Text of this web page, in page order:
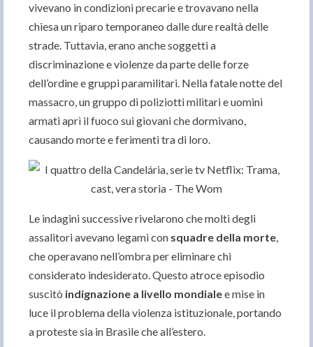
vivevano in condizioni precarie e trovavano nella
chiesa un riparo temporaneo dalle dure realtà delle
strade. Tuttavia, erano anche soggetti a
discriminazione e violenze da parte delle forze
dell’ordine e gruppi paramilitari. Nella fatale notte del
massacro, un gruppo di poliziotti militari e uomini
armati aprì il fuoco sui giovani che dormivano,
causando morte e ferimenti tra di loro.
Le indagini successive rivelarono che molti degli
assalitori avevano legami con squadre della morte,
che operavano nell’ombra per eliminare chi
considerato indesiderato. Questo atroce episodio
suscitò indignazione a livello mondialee mise in
luce il problema della violenza istituzionale, portando
a proteste sia in Brasile che all’estero.